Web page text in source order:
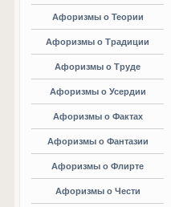
Афоризмы о Теории
Афоризмы о Традиции
Афоризмы о Труде
Афоризмы о Усердии
Афоризмы о Фактах
Афоризмы о Фантазии
Афоризмы о Флирте
Афоризмы о Чести